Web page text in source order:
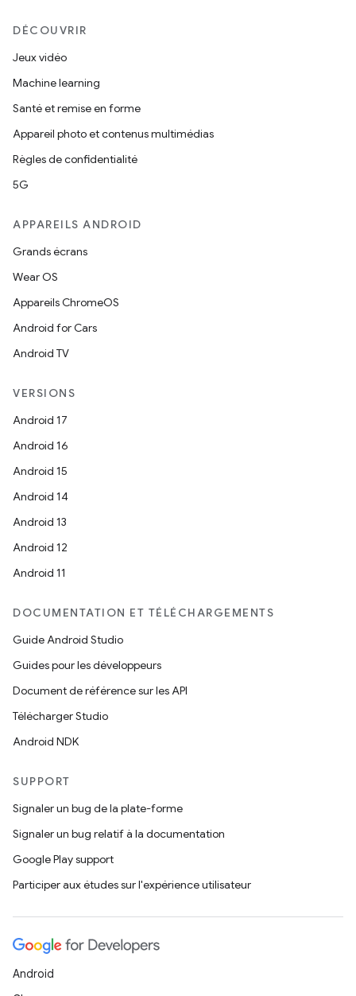
DÉCOUVRIR
Jeux vidéo
Machine learning
Santé et remise en forme
Appareil photo et contenus multimédias
Règles de confidentialité
5G
APPAREILS ANDROID
Grands écrans
Wear OS
Appareils ChromeOS
Android for Cars
Android TV
VERSIONS
Android 17
Android 16
Android 15
Android 14
Android 13
Android 12
Android 11
DOCUMENTATION ET TÉLÉCHARGEMENTS
Guide Android Studio
Guides pour les développeurs
Document de référence sur les API
Télécharger Studio
Android NDK
SUPPORT
Signaler un bug de la plate-forme
Signaler un bug relatif à la documentation
Google Play support
Participer aux études sur l'expérience utilisateur
Android